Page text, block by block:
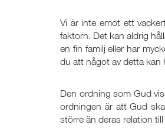
Vi är inte emot ett
faktorn. Det kan aldrig
en fin familj eller har
du att något av detta kan
Den ordning som Gud
ordningen är att Gud
större än deras relation till